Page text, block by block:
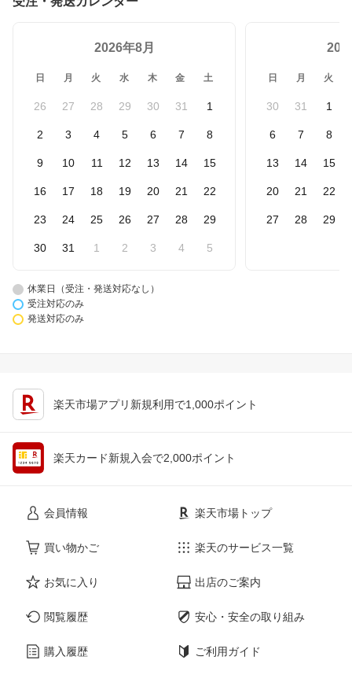
2026年8月
日 月 火 水 木 金 土
26 27 28 29 30 31 1
2 3 4 5 6 7 8
9 10 11 12 13 14 15
16 17 18 19 20 21 22
23 24 25 26 27 28 29
30 31 1 2 3 4 5
日 月 火
30 31 1
6 7 8
13 14 15
20 21 22
27 28 29
休業日（受注・発送対応なし）
受注対応のみ
発送対応のみ
楽天市場アプリ新規利用で1,000ポイント
楽天カード新規入会で2,000ポイント
会員情報
買い物かご
お気に入り
閲覧履歴
購入履歴
楽天市場トップ
楽天のサービス一覧
出店のご案内
安心・安全の取り組み
ご利用ガイド